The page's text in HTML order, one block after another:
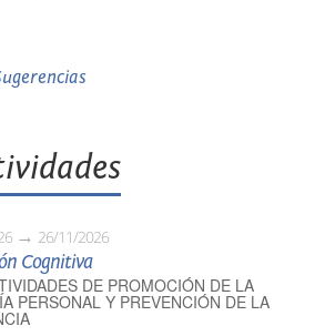
26/11/2026
Cognitiva
DE PROMOCIÓN DE LA
PERSONAL Y PREVENCIÓN DE LA